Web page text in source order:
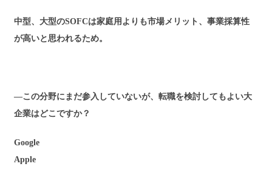
中型、大型のSOFCは家庭用よりも市場メリット、事業採算性
が高いと思われるため。
―この分野にまだ参入していないが、転職を検討してもよい大
企業はどこですか？
Google
Apple